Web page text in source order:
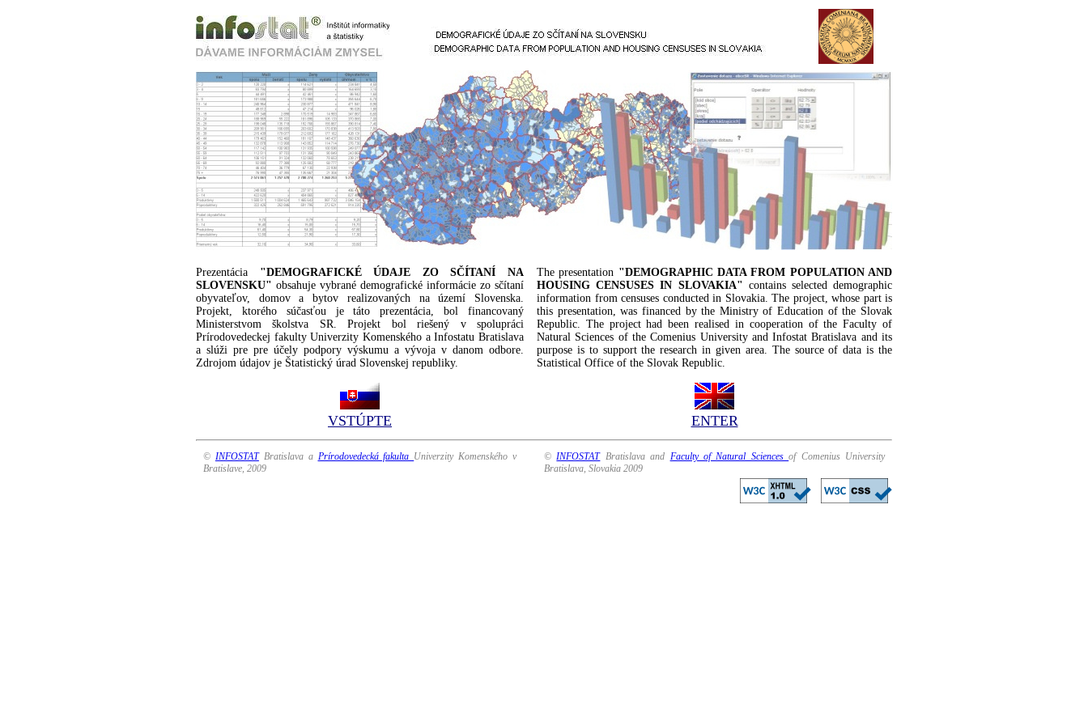
Prezentácia "DEMOGRAFICKÉ ÚDAJE ZO SČÍTANÍ NA
SLOVENSKU" obsahuje vybrané demografické informácie zo sčítaní
obyvateľov, domov a bytov realizovaných na území Slovenska.
Projekt, ktorého súčasťou je táto prezentácia, bol financovaný
Ministerstvom školstva SR. Projekt bol riešený v spolupráci
Prírodovedeckej fakulty Univerzity Komenského a Infostatu Bratislava
a slúži pre pre účely podpory výskumu a vývoja v danom odbore.
Zdrojom údajov je Štatistický úrad Slovenskej republiky.
The presentation "DEMOGRAPHIC DATA FROM POPULATION AND
HOUSING CENSUSES IN SLOVAKIA" contains selected demographic
information from censuses conducted in Slovakia. The project, whose part is
this presentation, was financed by the Ministry of Education of the Slovak
Republic. The project had been realised in cooperation of the Faculty of
Natural Sciences of the Comenius University and Infostat Bratislava and its
purpose is to support the research in given area. The source of data is the
Statistical Office of the Slovak Republic.
VSTÚPTE ENTER
© INFOSTATBratislava a Prírodovedecká fakulta Univerzity Komenského v
Bratislave, 2009
©INFOSTATBratislava and Faculty of Natural Sciencesof Comenius University
Bratislava, Slovakia 2009